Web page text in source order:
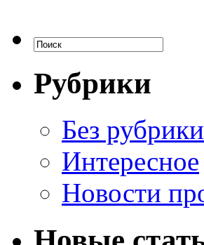
Рубрики
Без рубрики
Интересное
Новости